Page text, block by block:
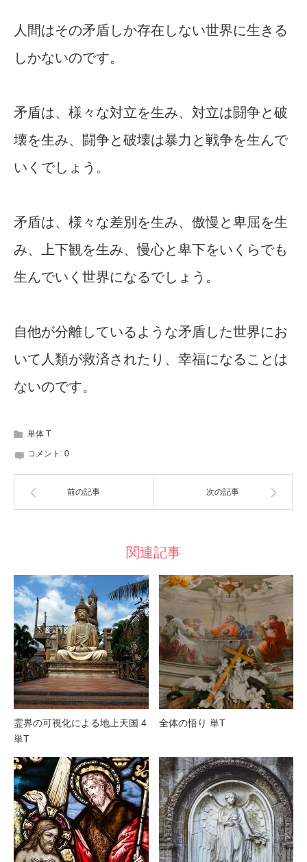
人間はその矛盾しか存在しない世界に生きる
しかないのです。
矛盾は、様々な対立を生み、対立は闘争と破
壊を生み、闘争と破壊は暴力と戦争を生んで
いくでしょう。
矛盾は、様々な差別を生み、傲慢と卑屈を生
み、上下観を生み、慢心と卑下をいくらでも
生んでいく世界になるでしょう。
自他が分離しているような矛盾した世界にお
いて人類が救済されたり、幸福になることは
ないのです。
単体 T
コメント: 0
前の記事 次の記事
関連記事
霊界の可視化による地上天国 4
単T
全体の悟り 単T